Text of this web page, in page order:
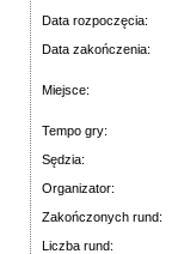
Data rozpoczęcia:
Data zakończenia:
Miejsce:
Tempo gry:
Sędzia:
Organizator:
Zakończonych rund:
Liczba rund: